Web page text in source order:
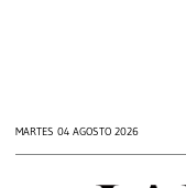
MARTES 04 AGOSTO 2026